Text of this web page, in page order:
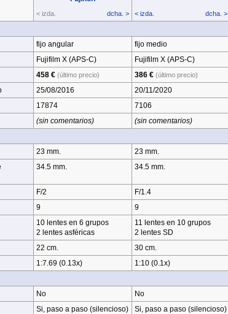
< izda. dcha. > < izda. dcha. >
fijo angular fijo medio
Fujifilm X (APS‑C) Fujifilm X (APS‑C)
458 € (último precio) 386 € (último precio)
25/08/2016 20/11/2020
17874 7106
(sin comentarios) (sin comentarios)
23 mm. 23 mm.
34.5 mm. 34.5 mm.
F/2 F/1.4
9 9
10 lentes en 6 grupos
2 lentes asféricas
11 lentes en 10 grupos
2 lentes SD
22 cm. 30 cm.
1:7.69 (0.13x) 1:10 (0.1x)
No No
Si, paso a paso (silencioso) Si, paso a paso (silencioso)